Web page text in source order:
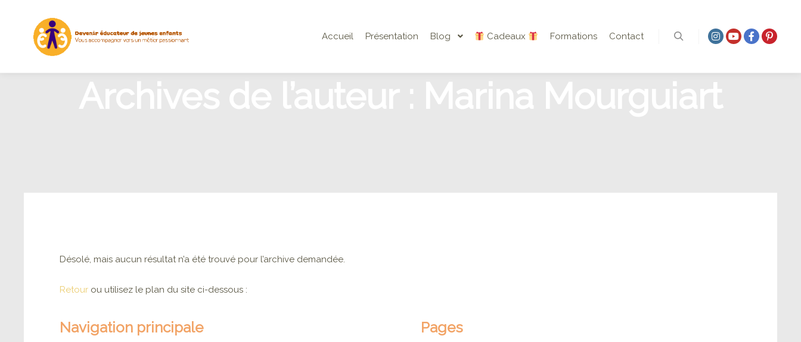
Accueil Présentation Blog Cadeaux Formations Contact
Désolé, mais aucun résultat n’a été trouvé pour l’archive demandée.
Retour ou utilisez le plan du site ci-dessous :
Navigation principale Pages